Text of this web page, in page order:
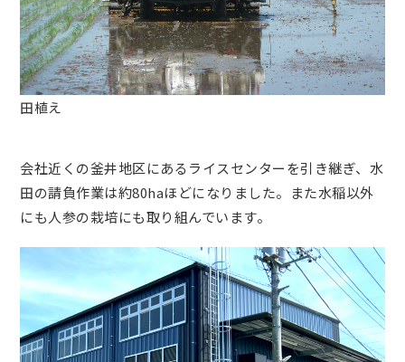
田植え
会社近くの釜井地区にあるライスセンターを引き継ぎ、水
田の請負作業は約80haほどになりました。また水稲以外
にも人参の栽培にも取り組んでいます。